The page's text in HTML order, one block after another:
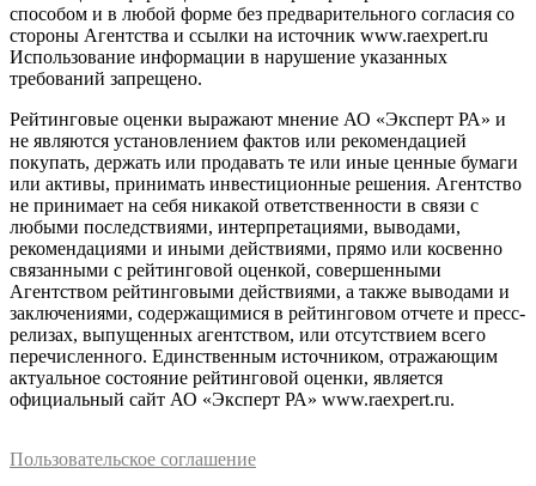
способом и в любой форме без предварительного согласия со
стороны Агентства и ссылки на источник www.raexpert.ru
Использование информации в нарушение указанных
требований запрещено.
Рейтинговые оценки выражают мнение АО «Эксперт РА» и
не являются установлением фактов или рекомендацией
покупать, держать или продавать те или иные ценные бумаги
или активы, принимать инвестиционные решения. Агентство
не принимает на себя никакой ответственности в связи с
любыми последствиями, интерпретациями, выводами,
рекомендациями и иными действиями, прямо или косвенно
связанными с рейтинговой оценкой, совершенными
Агентством рейтинговыми действиями, а также выводами и
заключениями, содержащимися в рейтинговом отчете и пресс-
релизах, выпущенных агентством, или отсутствием всего
перечисленного. Единственным источником, отражающим
актуальное состояние рейтинговой оценки, является
официальный сайт АО «Эксперт РА» www.raexpert.ru.
Пользовательское соглашение